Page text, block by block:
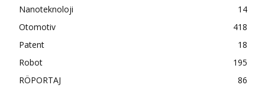
Nanoteknoloji
14
Otomotiv
418
Patent
18
Robot
195
RÖPORTAJ
86